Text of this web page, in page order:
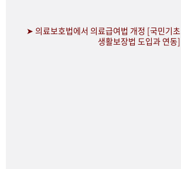
➤ 의료보호법에서 의료급여법 개정 [국민기초
생활보장법 도입과 연동]